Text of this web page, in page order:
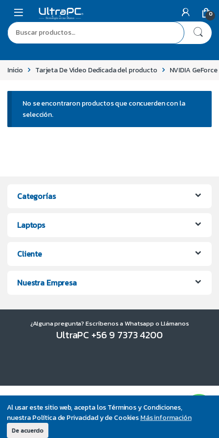
Al usar este sitio web, acepta los Términos y Condiciones,
nuestra Política de Privacidad y de CookiesMás información
De acuerdo
0
Inicio Tarjeta De Video Dedicada del producto NVIDIA
No se encontraron productos que concuerden con la
selección.
Categorías
Laptops
Cliente
Nuestra Empresa
¿Alguna pregunta? Escríbenos a Whatsapp o Llámanos
UltraPC +56 9 7373 4200